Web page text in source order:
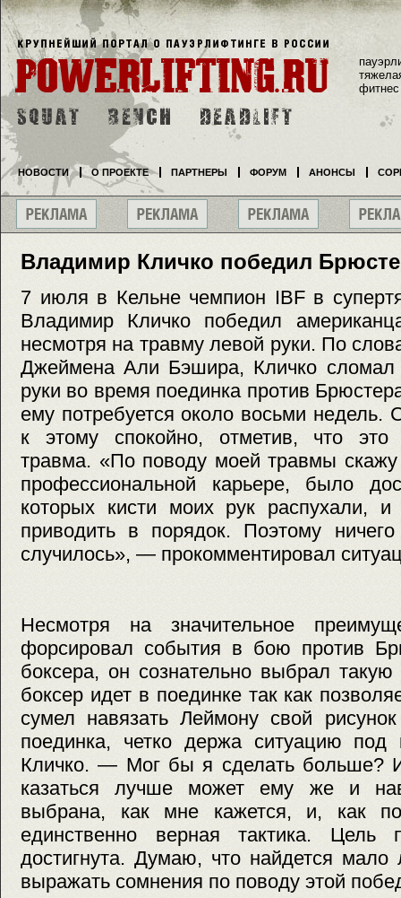
Владимир Кличко победил
7 июля в Кельне чемпион IBF в
Владимир Кличко победил
несмотря на травму левой руки. По
Джеймена Али Бэшира, Кличко сломал
руки во время поединка против
ему потребуется около восьми недель.
к этому спокойно, отметив, что это
травма. «По поводу моей травмы
профессиональной карьере, было
которых кисти моих рук распухали,
приводить в порядок. Поэтому
случилось», — прокомментировал
Несмотря на значительное
форсировал события в бою против
боксера, он сознательно выбрал такую
боксер идет в поединке так как
сумел навязать Леймону свой
поединка, четко держа ситуацию
Кличко. — Мог бы я сделать больше?
казаться лучше может ему же и
выбрана, как мне кажется, и, как
единственно верная тактика.
достигнута. Думаю, что найдется
выражать сомнения по поводу этой
фитнес
НОВОСТИ О ПРОЕКТЕ ПАРТНЕРЫ ФОРУМ АНОНСЫ